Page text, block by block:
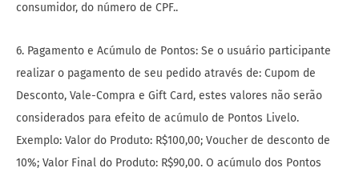
consumidor, do número de CPF..
6. Pagamento e Acúmulo de Pontos: Se o usuário participante
realizar o pagamento de seu pedido através de: Cupom de
Desconto, Vale-Compra e Gift Card, estes valores não serão
considerados para efeito de acúmulo de Pontos Livelo.
Exemplo: Valor do Produto: R$100,00; Voucher de desconto de
10%; Valor Final do Produto: R$90,00. O acúmulo dos Pontos